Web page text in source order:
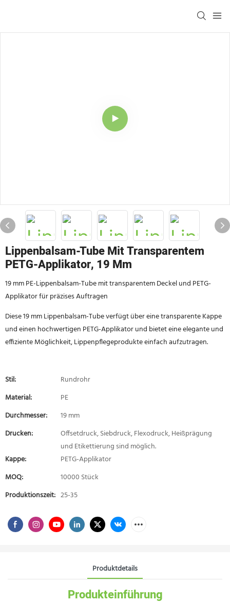
Lippenbalsam-Tube Mit Transparentem
PETG-Applikator, 19 Mm
19 mm PE-Lippenbalsam-Tube mit transparentem Deckel und PETG-
Applikator für präzises Auftragen
Diese 19 mm Lippenbalsam-Tube verfügt über eine transparente Kappe
und einen hochwertigen PETG-Applikator und bietet eine elegante und
effiziente Möglichkeit, Lippenpflegeprodukte einfach aufzutragen.
Stil:
Rundrohr
Material:
PE
Durchmesser:
19 mm
Drucken:
Offsetdruck, Siebdruck, Flexodruck, Heißprägung
und Etikettierung sind möglich.
Kappe:
PETG-Applikator
MOQ:
10000 Stück
Produktionszeit: 25-35
Produktdetails
Produkteinführung